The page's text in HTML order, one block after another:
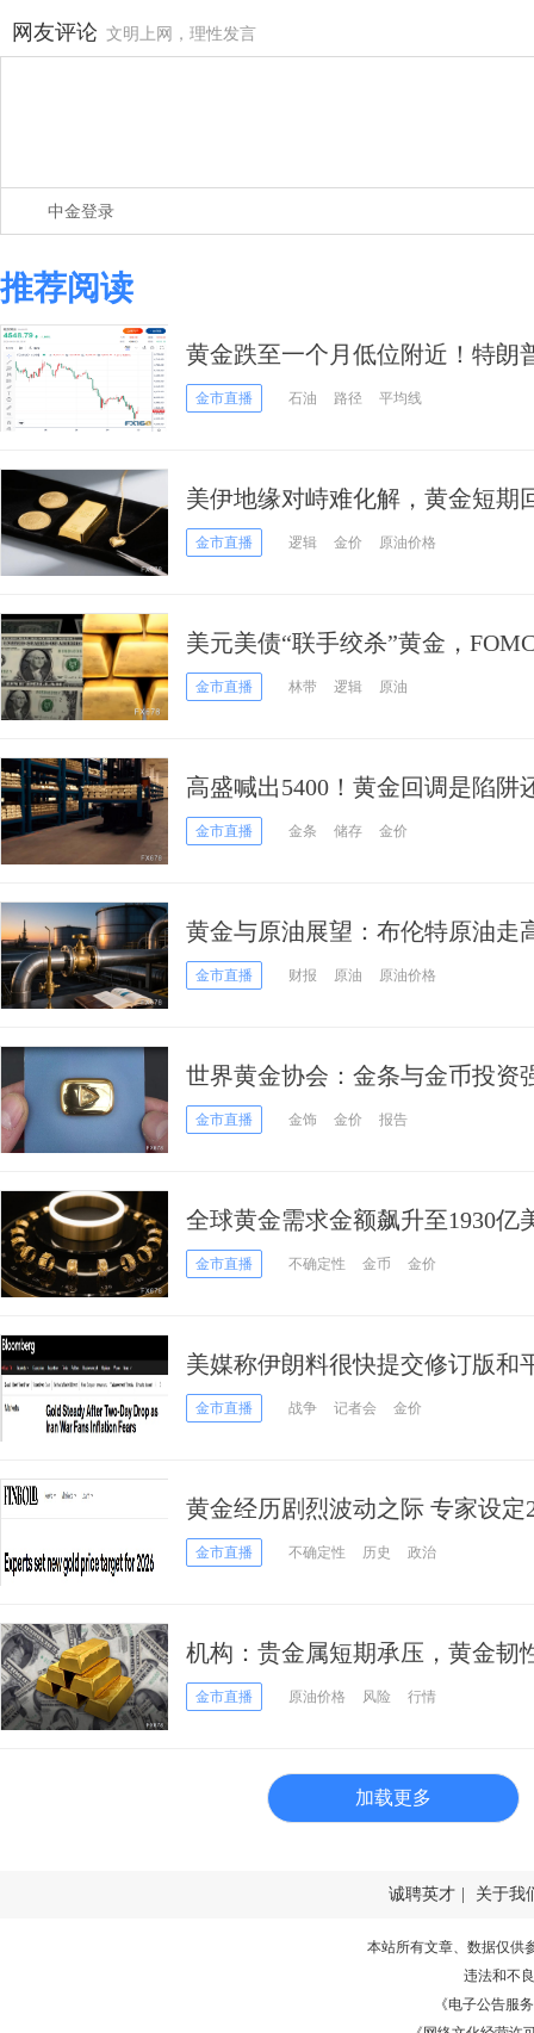
网友评论 文明上网，理性发言
中金登录
推荐阅读
黄金跌至一个月低位附近！特朗
明”，鲍威尔讲话恐引爆行情
金市直播 石油 路径 平均线
美伊地缘对峙难化解，黄金短期
金市直播 逻辑 金价 原油价格
美元美债“联手绞杀”黄金，
一线间
金市直播 林带 逻辑 原油
高盛喊出5400！黄金回调是陷阱
金市直播 金条 储存 金价
黄金与原油展望：布伦特原油走
金市直播 财报 原油 原油价格
世界黄金协会：金条与金币投资
金需求增长2%，央行购金保持稳
金市直播 金饰 金价 报告
全球黄金需求金额飙升至1930亿
金市直播 不确定性 金币 金价
美媒称伊朗料很快提交修订版和
今日市场迎来大事
金市直播 战争 记者会 金价
黄金经历剧烈波动之际 专家设定
标 银价目标也调整了
金市直播 不确定性 历史 政治
机构：贵金属短期承压，黄金韧
行隐患
金市直播 原油价格 风险 行情
加载更多
诚聘英才 关于我
本站所有文章、数据仅供
违法和不
《电子公告服务